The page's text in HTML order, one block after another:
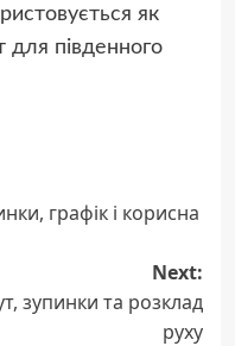
як
південного
графік і корисна
Next:
зупинки та розклад
руху